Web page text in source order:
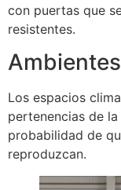
con puertas que
resistentes.
Los espacios
pertenencias de
probabilidad de
reproduzcan.